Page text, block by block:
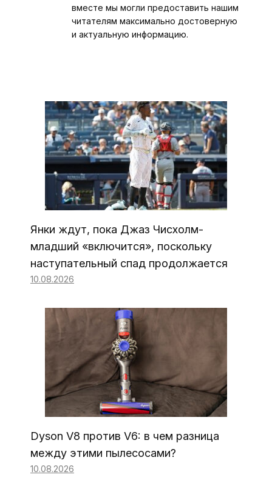
вместе мы могли предоставить нашим
читателям максимально достоверную
и актуальную информацию.
Янки ждут, пока Джаз Чисхолм-
младший «включится», поскольку
наступательный спад продолжается
10.08.2026
Dyson V8 против V6: в чем разница
между этими пылесосами?
10.08.2026